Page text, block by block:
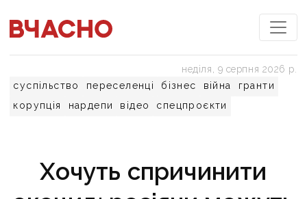
суспільство переселенці бізнес війна
гранти
корупція
нардепи відео спецпроєкти
неділя, 9 серпня 2026 р.
Хочуть спричинити